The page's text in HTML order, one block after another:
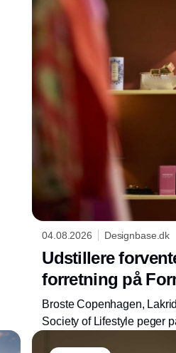
04.08.2026 Designbase.dk
Udstillere
forretning på
Broste Copenhagen,
Society of Lifestyle peger